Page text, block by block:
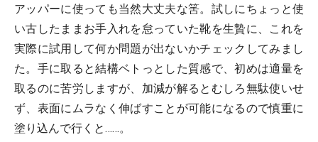
アッパーに使っても当然大丈夫な筈。試しにちょっと使
い古したままお手入れを怠っていた靴を生贄に、これを
実際に試用して何か問題が出ないかチェックしてみまし
た。手に取ると結構ベトっとした質感で、初めは適量を
取るのに苦労しますが、加減が解るとむしろ無駄使いせ
ず、表面にムラなく伸ばすことが可能になるので慎重に
塗り込んで行くと……。